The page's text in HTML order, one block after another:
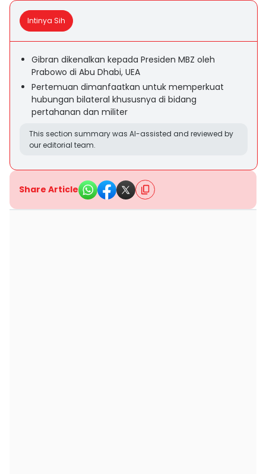
Intinya Sih
Gibran dikenalkan kepada Presiden MBZ oleh
Prabowo di Abu Dhabi, UEA
Pertemuan dimanfaatkan untuk memperkuat
hubungan bilateral khususnya di bidang
pertahanan dan militer
This section summary was AI-assisted and reviewed by
our editorial team.
Share Article